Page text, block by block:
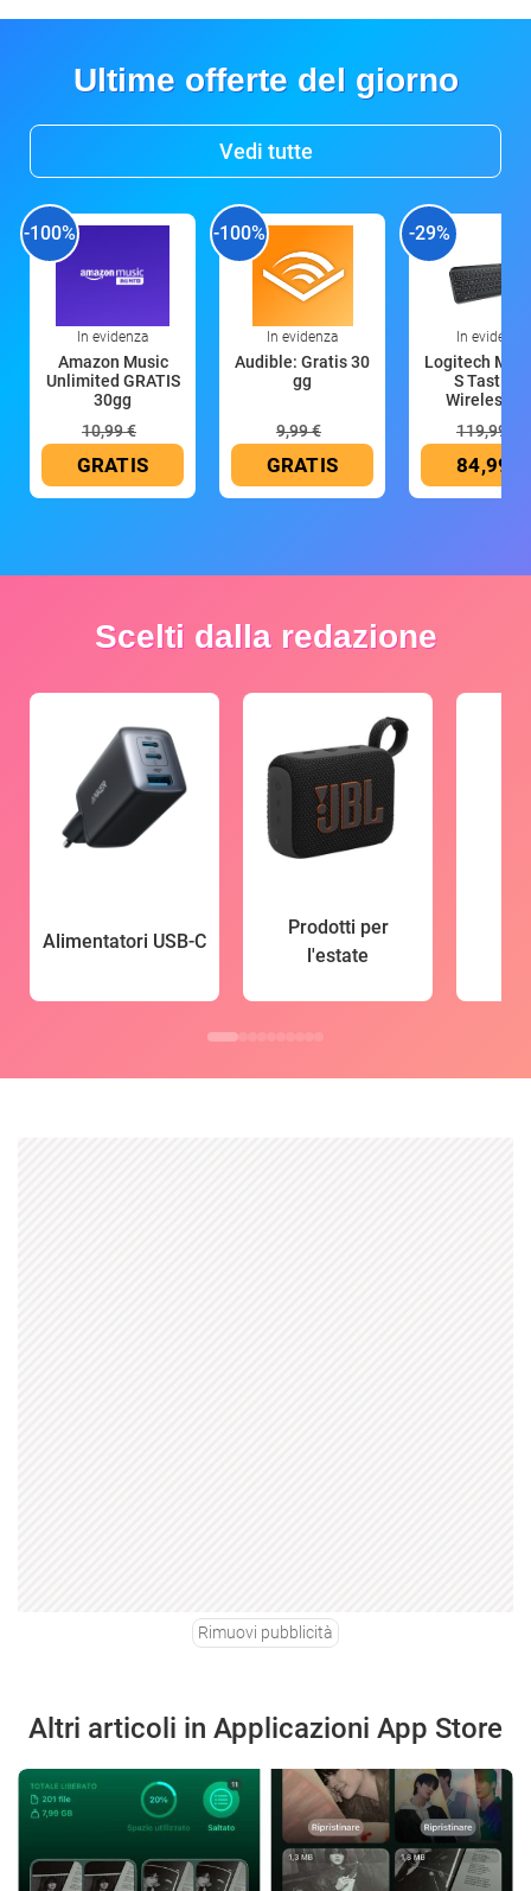
Ultime offerte del giorno
Vedi tutte
-100%
In evidenza
Amazon Music
Unlimited GRATIS
30gg
10,99 €
GRATIS
-100%
In evidenza
Audible: Gratis 30
gg
9,99 €
GRATIS
-29%
In evidenza
Logitech MX
S Tastiera
Wireless
119,99 €
84,99 €
Scelti dalla redazione
Alimentatori USB-C
Prodotti per
l'estate
Rimuovi pubblicità
Altri articoli in Applicazioni App Store